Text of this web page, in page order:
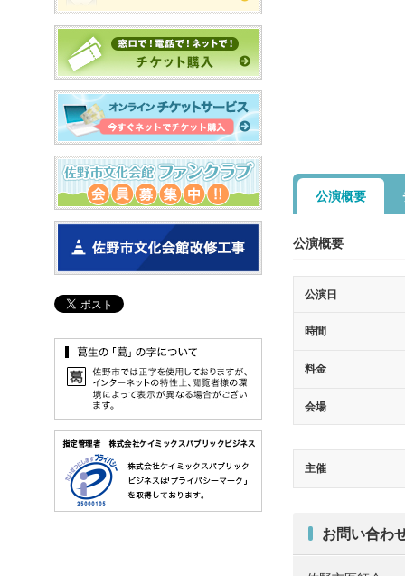
公演概要
公演概要
公演日
時間
料金
会場
主催
お問い合わ